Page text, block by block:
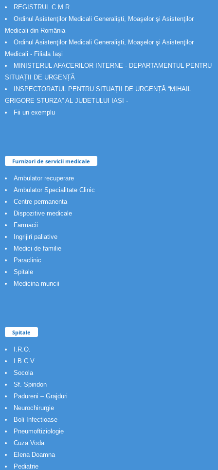
REGISTRUL C.M.R.
Ordinul Asistenţilor Medicali Generalişti, Moaşelor şi Asistenţilor
Medicali din România
Ordinul Asistenţilor Medicali Generalişti, Moaşelor şi Asistenţilor
Medicali - Filiala Iași
MINISTERUL AFACERILOR INTERNE - DEPARTAMENTUL PENTRU
SITUAȚII DE URGENȚĂ
INSPECTORATUL PENTRU SITUAȚII DE URGENȚĂ “MIHAIL
GRIGORE STURZA” AL JUDETULUI IAȘI -
Fii un exemplu
Furnizori de servicii medicale
Ambulator recuperare
Ambulator Specialitate Clinic
Centre permanenta
Dispozitive medicale
Farmacii
Ingrijiri paliative
Medici de familie
Paraclinic
Spitale
Medicina muncii
Spitale
I.R.O.
I.B.C.V.
Socola
Sf. Spiridon
Padureni – Grajduri
Neurochirurgie
Boli Infectioase
Pneumoftiziologie
Cuza Voda
Elena Doamna
Pediatrie